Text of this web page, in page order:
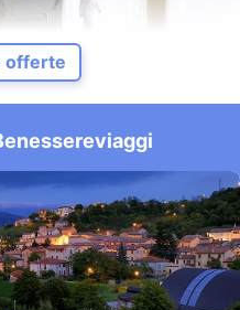
da € 135,00
Veneto
notte con trattamento di
soggiorni di minimo 4 notti)...
offerte